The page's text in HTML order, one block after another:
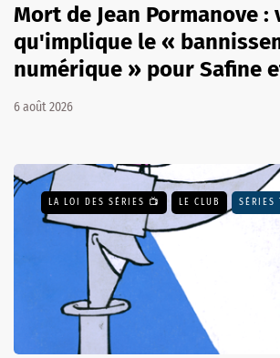
Mort de Jean Pormanove :
qu'implique le «
numérique » pour Safine
6 août 2026
LA LOI DES SÉRIES 📺 LE CLUB SÉRIES